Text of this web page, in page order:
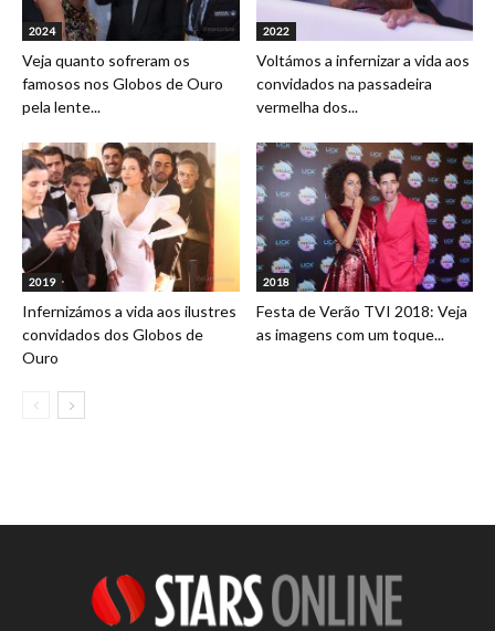
2024
Veja quanto sofreram os
famosos nos Globos de Ouro
pela lente...
2022
Voltámos a infernizar a vida aos
convidados na passadeira
vermelha dos...
2019
Infernizámos a vida aos ilustres
convidados dos Globos de
Ouro
2018
Festa de Verão TVI 2018: Veja
as imagens com um toque...